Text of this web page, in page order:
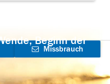
Beginn der
Missbrauch